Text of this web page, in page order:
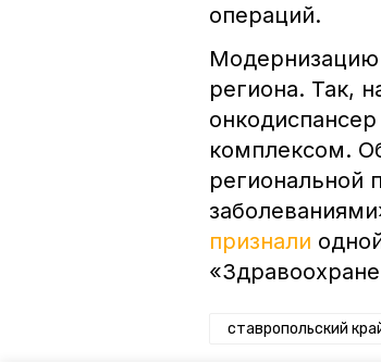
операций.
региона. Так,
комплексом.
региональной
признали
ставропольский